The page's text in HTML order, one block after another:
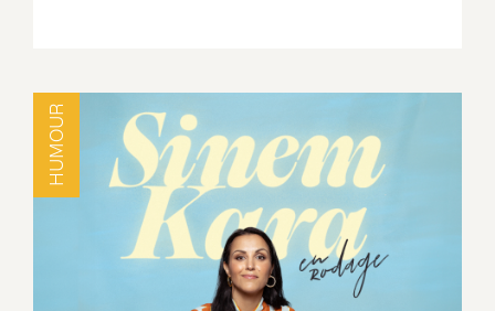
HUMOUR